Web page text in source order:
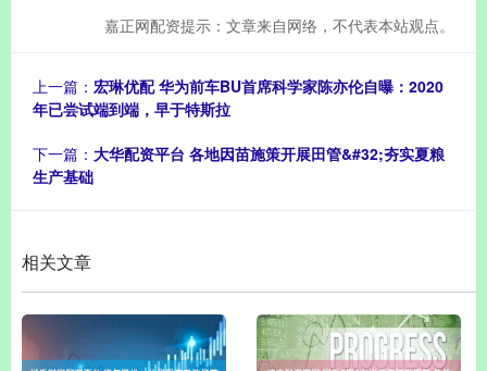
嘉正网配资提示：文章来自网络，不代表本站观点。
上一篇： 宏琳优配 华为前车BU首席科学家陈亦伦自曝：2020
年已尝试端到端，早于特斯拉
下一篇： 大华配资平台 各地因苗施策开展田管&#32;夯实夏粮
生产基础
相关文章